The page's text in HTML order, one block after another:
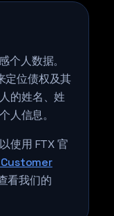
个人数据。
定位债权及其
的姓名、姓
人信息。
使用 FTX 官
看我们的